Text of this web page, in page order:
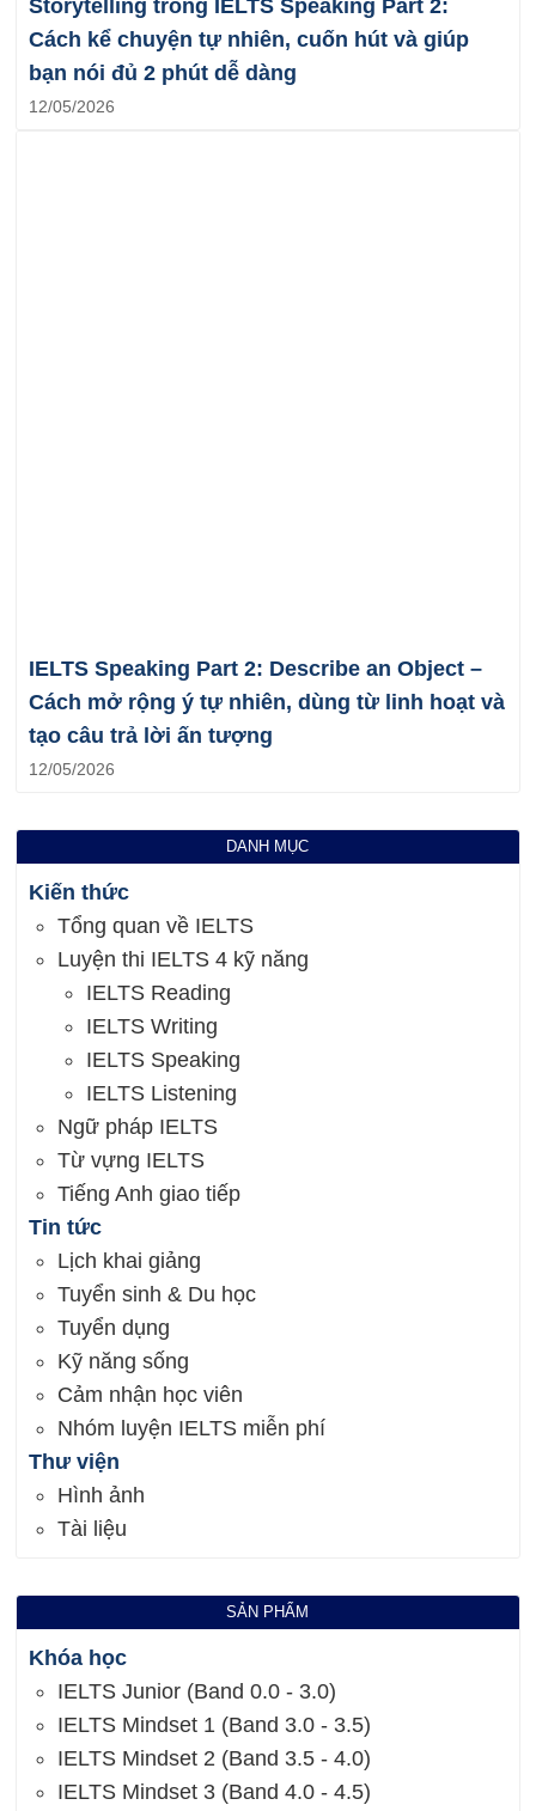
Storytelling trong IELTS Speaking Part 2:
Cách kể chuyện tự nhiên, cuốn hút và giúp
bạn nói đủ 2 phút dễ dàng
12/05/2026
IELTS Speaking Part 2: Describe an Object –
Cách mở rộng ý tự nhiên, dùng từ linh hoạt và
tạo câu trả lời ấn tượng
12/05/2026
DANH MỤC
Kiến thức
Tổng quan về IELTS
Luyện thi IELTS 4 kỹ năng
IELTS Reading
IELTS Writing
IELTS Speaking
IELTS Listening
Ngữ pháp IELTS
Từ vựng IELTS
Tiếng Anh giao tiếp
Tin tức
Lịch khai giảng
Tuyển sinh & Du học
Tuyển dụng
Kỹ năng sống
Cảm nhận học viên
Nhóm luyện IELTS miễn phí
Thư viện
Hình ảnh
Tài liệu
SẢN PHẨM
Khóa học
IELTS Junior (Band 0.0 - 3.0)
IELTS Mindset 1 (Band 3.0 - 3.5)
IELTS Mindset 2 (Band 3.5 - 4.0)
IELTS Mindset 3 (Band 4.0 - 4.5)